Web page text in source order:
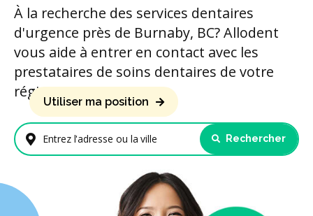
À la recherche des services dentaires
d'urgence près de Burnaby, BC? Allodent
vous aide à entrer en contact avec les
prestataires de soins dentaires de votre
région.
Entrez l'adresse ou la ville
Utiliser ma position
Rechercher